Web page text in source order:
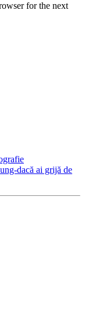
for the next
dacă ai grijă de